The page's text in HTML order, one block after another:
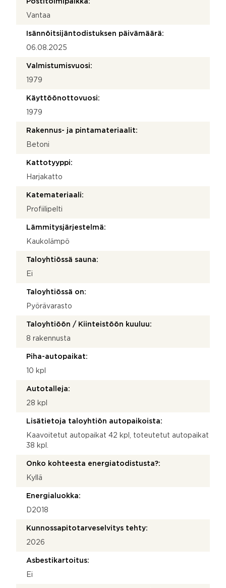
Postitoimipaikka:
Vantaa
Isännöitsijäntodistuksen päivämäärä:
06.08.2025
Valmistumisvuosi:
1979
Käyttöönottovuosi:
1979
Rakennus- ja pintamateriaalit:
Betoni
Kattotyyppi:
Harjakatto
Katemateriaali:
Profiilipelti
Lämmitysjärjestelmä:
Kaukolämpö
Taloyhtiössä sauna:
Ei
Taloyhtiössä on:
Pyörävarasto
Taloyhtiöön / Kiinteistöön kuuluu:
8 rakennusta
Piha-autopaikat:
10 kpl
Autotalleja:
28 kpl
Lisätietoja taloyhtiön autopaikoista:
Kaavoitetut autopaikat 42 kpl, toteutetut autopaikat
38 kpl.
Onko kohteesta energiatodistusta?:
Kyllä
Energialuokka:
D2018
Kunnossapitotarveselvitys tehty:
2026
Asbestikartoitus:
Ei